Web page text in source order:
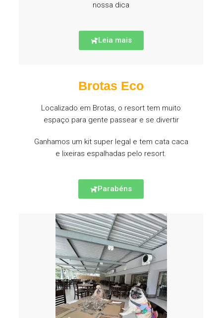
nossa dica
Leia mais
Brotas Eco
Localizado em Brotas, o resort tem muito
espaço para gente passear e se divertir
Ganhamos um kit super legal e tem cata caca
e lixeiras espalhadas pelo resort.
Parabéns